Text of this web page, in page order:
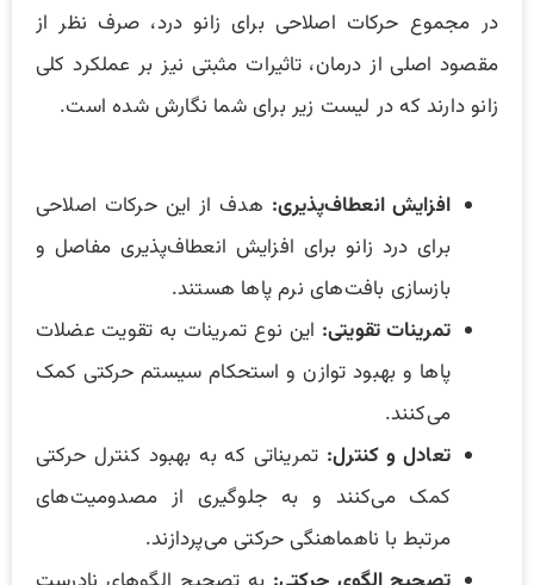
در مجموع حرکات اصلاحی برای زانو درد، صرف نظر از
مقصود اصلی از درمان، تاثیرات مثبتی نیز بر عملکرد کلی
زانو دارند که در لیست زیر برای شما نگارش شده است.
افزایش انعطاف‌پذیری: هدف از این حرکات اصلاحی
برای درد زانو برای افزایش انعطاف‌پذیری مفاصل و
بازسازی بافت‌های نرم پاها هستند.
تمرینات تقویتی: این نوع تمرینات به تقویت عضلات
پاها و بهبود توازن و استحکام سیستم حرکتی کمک
می‌کنند.
تعادل و کنترل: تمریناتی که به بهبود کنترل حرکتی
کمک می‌کنند و به جلوگیری از مصدومیت‌های
مرتبط با ناهماهنگی حرکتی می‌پردازند.